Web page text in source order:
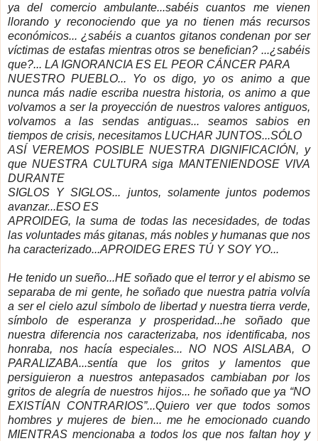
ya del comercio ambulante...sabéis cuantos me vienen
llorando y reconociendo que ya no tienen más recursos
económicos... ¿sabéis a cuantos gitanos condenan por ser
víctimas de estafas mientras otros se benefician? ...¿sabéis
que?... LA IGNORANCIA ES EL PEOR CÁNCER PARA
NUESTRO PUEBLO... Yo os digo, yo os animo a que
nunca más nadie escriba nuestra historia, os animo a que
volvamos a ser la proyección de nuestros valores antiguos,
volvamos a las sendas antiguas... seamos sabios en
tiempos de crisis, necesitamos LUCHAR JUNTOS...SÓLO
ASÍ VEREMOS POSIBLE NUESTRA DIGNIFICACIÓN, y
que NUESTRA CULTURA siga MANTENIENDOSE VIVA
DURANTE
SIGLOS Y SIGLOS... juntos, solamente juntos podemos
avanzar...ESO ES
APROIDEG, la suma de todas las necesidades, de todas
las voluntades más gitanas, más nobles y humanas que nos
ha caracterizado...APROIDEG ERES TÚ Y SOY YO...
He tenido un sueño...HE soñado que el terror y el abismo se
separaba de mi gente, he soñado que nuestra patria volvía
a ser el cielo azul símbolo de libertad y nuestra tierra verde,
símbolo de esperanza y prosperidad...he soñado que
nuestra diferencia nos caracterizaba, nos identificaba, nos
honraba, nos hacía especiales... NO NOS AISLABA, O
PARALIZABA...sentía que los gritos y lamentos que
persiguieron a nuestros antepasados cambiaban por los
gritos de alegría de nuestros hijos... he soñado que ya “NO
EXISTÍAN CONTRARIOS”...Quiero ver que todos somos
hombres y mujeres de bien... me he emocionado cuando
MIENTRAS mencionaba a todos los que nos faltan hoy y